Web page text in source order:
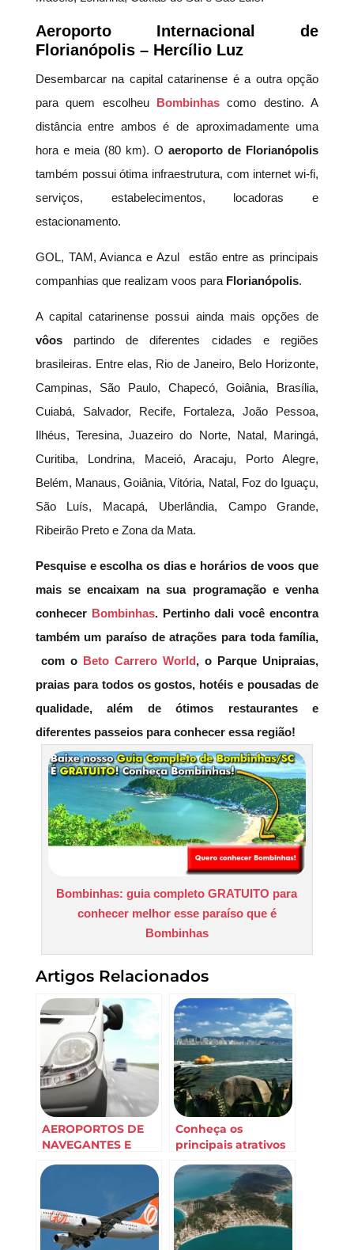
Aeroporto Internacional de
Florianópolis – Hercílio Luz
Desembarcar na capital catarinense é a outra opção
para quem escolheu Bombinhas como destino. A
distância entre ambos é de aproximadamente uma
hora e meia (80 km). Oaeroporto de Florianópolis
também possui ótima infraestrutura, com internet wi-fi,
serviços, estabelecimentos, locadoras e
estacionamento.
GOL, TAM, Avianca e Azul estão entre as principais
companhias que realizam voos para Florianópolis.
A capital catarinense possui ainda mais opções de
vôospartindo de diferentes cidades e regiões
brasileiras. Entre elas, Rio de Janeiro, Belo Horizonte,
Campinas, São Paulo, Chapecó, Goiânia, Brasília,
Cuiabá, Salvador, Recife, Fortaleza, João Pessoa,
Ilhéus, Teresina, Juazeiro do Norte, Natal, Maringá,
Curitiba, Londrina, Maceió, Aracaju, Porto Alegre,
Belém, Manaus, Goiânia, Vitória, Natal, Foz do Iguaçu,
São Luís, Macapá, Uberlândia, Campo Grande,
Ribeirão Preto e Zona da Mata.
Pesquise e escolha os dias e horários de voos que
mais se encaixam na sua programação e venha
conhecer Bombinhas. Pertinho dali você encontra
também um paraíso de atrações para toda família,
com o Beto Carrero World, o Parque Unipraias,
praias para todos os gostos, hotéis e pousadas de
qualidade, além de ótimos restaurantes e
diferentes passeios para conhecer essa região!
Bombinhas: guia completo GRATUITO para
conhecer melhor esse paraíso que é
Bombinhas
Artigos Relacionados
AEROPORTOS DE
NAVEGANTES E
para BOMBINHAS
Conheça os
principais atrativos
à Balneário
Camboriú – SC